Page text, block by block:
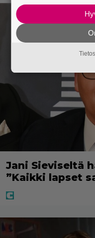
Jani Sieviseltä
”Kaikki lapset